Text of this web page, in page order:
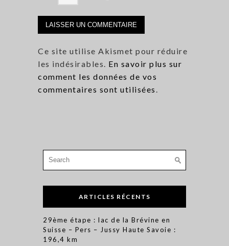
Ce site utilise Akismet pour réduire
les indésirables. En savoir plus sur
comment les données de vos
commentaires sont utilisées
for:
ARTICLES RÉCENTS
29ème étape : lac de la Brévine en
Suisse – Pers – Jussy Haute Savoie :
196,4 km